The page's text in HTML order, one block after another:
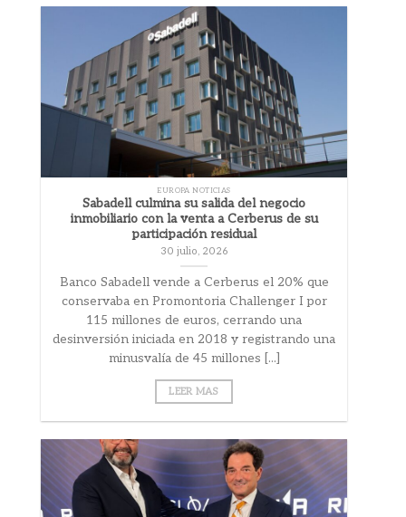
EUROPA NOTICIAS
Sabadell culmina su salida del negocio
inmobiliario con la venta a Cerberus de su
participación residual
30 julio, 2026
Banco Sabadell vende a Cerberus el 20% que
conservaba en Promontoria Challenger I por
115 millones de euros, cerrando una
desinversión iniciada en 2018 y registrando una
minusvalía de 45 millones [...]
LEER MAS